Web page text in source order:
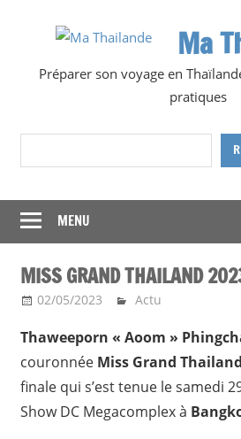
Ma
Préparer son voyage en
pratiques
MENU
MISS GRAND THAILAND
02/05/2023 Ma Thailande
Actu
Thaweeporn « Aoom »
couronnée Miss Grand
finale qui s’est tenue le samedi
Show DC Megacomplex à